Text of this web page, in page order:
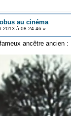
au cinéma
2013 à 08:24:46 »
ancêtre ancien :